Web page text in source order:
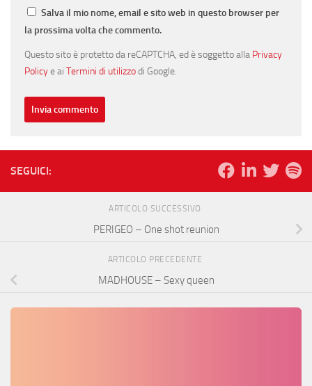
Salva il mio nome, email e sito web in questo browser per
la prossima volta che commento.
Questo sito è protetto da reCAPTCHA, ed è soggetto alla Privacy
Policye ai Termini di utilizzodi Google.
SEGUICI:
ARTICOLO SUCCESSIVO
PERIGEO – One shot reunion
ARTICOLO PRECEDENTE
MADHOUSE – Sexy queen